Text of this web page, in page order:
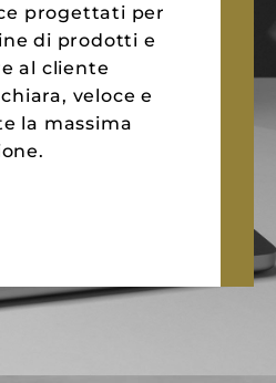
progettati per
di prodotti e
al cliente
veloce e
la massima